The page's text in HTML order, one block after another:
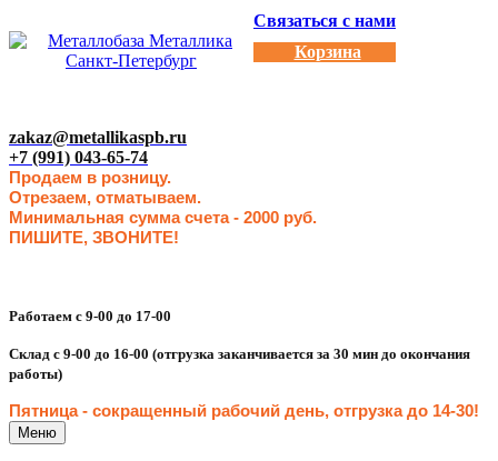
Связаться с нами
Корзина
zakaz@metallikaspb.ru
+7 (991) 043-65-74
Продаем в розницу.
Отрезаем, отматываем.
Минимальная сумма счета - 2000 руб.
ПИШИТЕ, ЗВОНИТЕ!
Работаем с 9-00 до 17-00
Склад с 9-00 до 16-00 (отгрузка заканчивается за 30 мин до окончания
работы)
Пятница - сокращенный рабочий день, отгрузка до 14-30!
Меню